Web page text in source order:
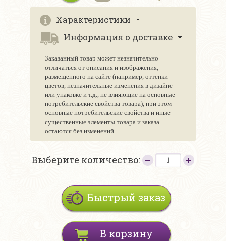
Характеристики
Информация о доставке
Заказанный товар может незначительно
отличаться от описания и изображения,
размещенного на сайте (например, оттенки
цветов, незначительные изменения в дизайне
или упаковке и т.д., не влияющие на основные
потребительские свойства товара), при этом
основные потребительские свойства и иные
существенные элементы товара и заказа
остаются без изменений.
Выберите количество:
Быстрый заказ
В корзину